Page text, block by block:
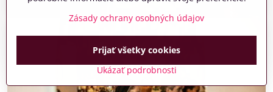
Zásady ochrany osobných údajov
Ukázať podrobnosti
Prijať všetky cookies